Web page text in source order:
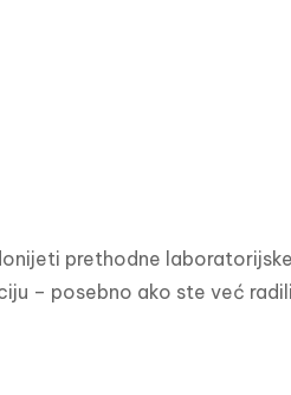
prethodne
– posebno ako ste već